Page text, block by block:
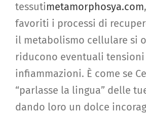
tessutimetamorphosya.com
favoriti i processi di
il metabolismo cellulare si
riducono eventuali tensioni
infiammazioni. È come se
“parlasse la lingua” delle
dando loro un dolce